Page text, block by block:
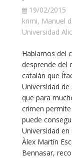
19/02/2015
krimi, Manuel
Universidad
Hablamos del
desprende del
catalán que
Universidad
que para
crimen
puede
Universidad
Àlex Martín
Bennasar,